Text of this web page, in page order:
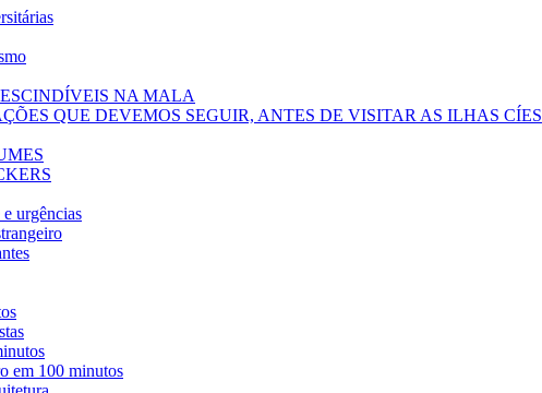
NA MALA
QUE DEVEMOS SEGUIR, ANTES DE VISITAR AS ILHAS CÍES
e urgências
em 100 minutos